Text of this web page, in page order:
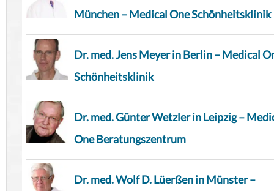
München – Medical One Schönheitsklinik
Dr. med. Jens Meyer in Berlin – Medical
Schönheitsklinik
Dr. med. Günter Wetzler in Leipzig –
One Beratungszentrum
Dr. med. Wolf D. Lüerßen in Münster –